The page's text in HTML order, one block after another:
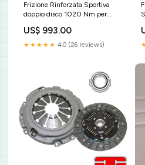
Frizione Rinforzata Sportiva
doppio disco 1020 Nm per
BR9 (2007~) - Competition
Clutch SKU:4M-15021-1
US$ 993.00
★★★★★ 4.0 (26 reviews)